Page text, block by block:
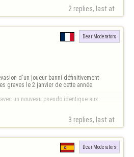
2 replies, last at
Dear Moderators
d'un joueur banni définitivement
graves le 2 janvier de cette année.
un nouveau pseudo identique aux
pl…
3 replies, last at
Dear Moderators